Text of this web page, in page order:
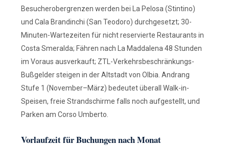
Besucherobergrenzen werden bei La Pelosa (Stintino)
und Cala Brandinchi (San Teodoro) durchgesetzt; 30-
Minuten-Wartezeiten für nicht reservierte Restaurants in
Costa Smeralda; Fähren nach La Maddalena 48 Stunden
im Voraus ausverkauft; ZTL-Verkehrsbeschränkungs-
Bußgelder steigen in der Altstadt von Olbia. Andrang
Stufe 1 (November–März) bedeutet überall Walk-in-
Speisen, freie Strandschirme falls noch aufgestellt, und
Parken am Corso Umberto.
Vorlaufzeit für Buchungen nach Monat